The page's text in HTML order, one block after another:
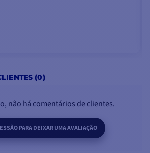
(0)
não há comentários de clientes.
PARA DEIXAR UMA AVALIAÇÃO